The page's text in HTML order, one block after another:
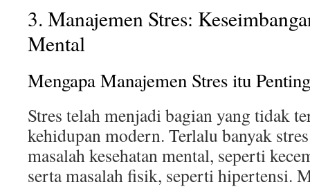
3. Manajemen Stres:
Mental
Mengapa Manajemen Stres itu
Stres telah menjadi bagian yang tidak
kehidupan modern. Terlalu banyak
masalah kesehatan mental, seperti
serta masalah fisik, seperti hipertensi.